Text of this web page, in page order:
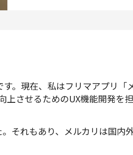
。現在、私はフリマアプリ「
させるためのUX機能開発を担
それもあり、メルカリは国内